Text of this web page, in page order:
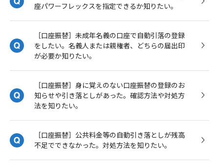
座パワーフレックスを指定できるか知りたい。
［口座振替］未成年名義の口座で自動引落の登録
をしたい。名義人または親権者、どちらの届出印
が必要か知りたい。
［口座振替］身に覚えのない口座振替の登録のお
知らせや引き落としがあった。確認方法や対処方
法を知りたい。
［口座振替］公共料金等の自動引き落としが残高
不足でできなかった。対処方法を知りたい。